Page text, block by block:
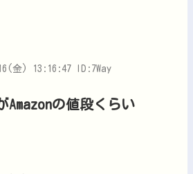
金) 13:16:47 ID:7Way
Amazonの値段くらい